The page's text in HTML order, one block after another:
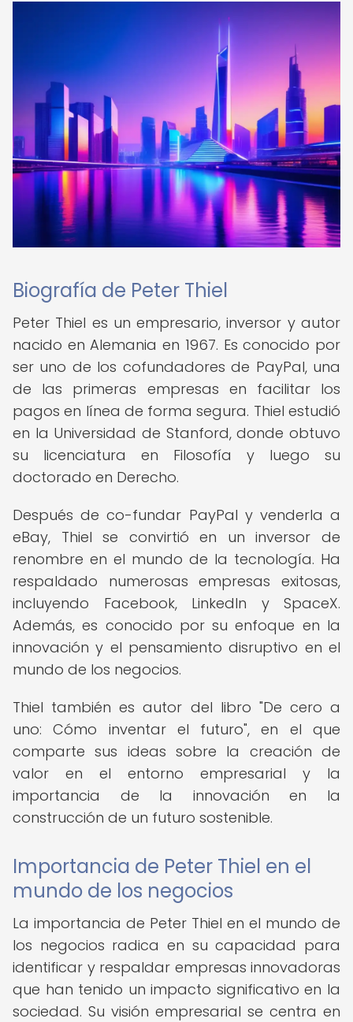
Biografía de Peter Thiel
Peter Thiel es un empresario, inversor y autor
nacido en Alemania en 1967. Es conocido por
ser uno de los cofundadores de PayPal, una
de las primeras empresas en facilitar los
pagos en línea de forma segura. Thiel estudió
en la Universidad de Stanford, donde obtuvo
su licenciatura en Filosofía y luego su
doctorado en Derecho.
Después de co-fundar PayPal y venderla a
eBay, Thiel se convirtió en un inversor de
renombre en el mundo de la tecnología. Ha
respaldado numerosas empresas exitosas,
incluyendo Facebook, LinkedIn y SpaceX.
Además, es conocido por su enfoque en la
innovación y el pensamiento disruptivo en el
mundo de los negocios.
Thiel también es autor del libro "De cero a
uno: Cómo inventar el futuro", en el que
comparte sus ideas sobre la creación de
valor en el entorno empresarial y la
importancia de la innovación en la
construcción de un futuro sostenible.
Importancia de Peter Thiel en el
mundo de los negocios
La importancia de Peter Thiel en el mundo de
los negocios radica en su capacidad para
identificar y respaldar empresas innovadoras
que han tenido un impacto significativo en la
sociedad. Su visión empresarial se centra en